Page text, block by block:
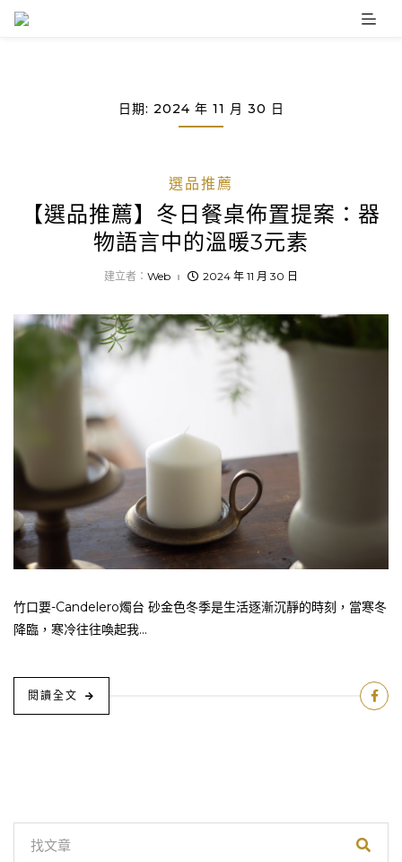
Skip
日期: 2024 年 11 月 30 日
選品推薦
【選品推薦】冬日餐桌佈置提案：器
物語言中的溫暖3元素
建立者： Web 2024 年 11 月 30 日
竹口要-Candelero燭台 砂金色冬季是生活逐漸沉靜的時刻，當寒冬
降臨，寒冷往往喚起我...
閱讀全文